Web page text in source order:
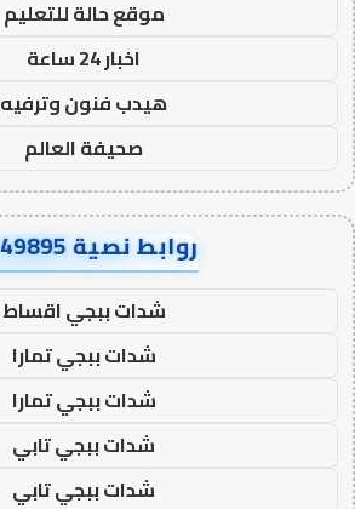
موقع حالة للتعليم
اخبار 24 ساعة
هيدب فنون وترفيه
صحيفة العالم
روابط نصية AA49895
شدات ببجي اقساط
شدات ببجي تمارا
شدات ببجي تمارا
شدات ببجي تابي
شدات ببجي تابي